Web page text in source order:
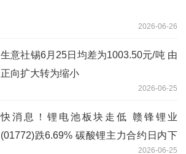
2026-06-26
生意社锡6月25日均差为1003.50元/吨 由
正向扩大转为缩小
2026-06-25
快消息！锂电池板块走低 赣锋锂业
(01772)跌6.69% 碳酸锂主力合约日内下
2026-06-25